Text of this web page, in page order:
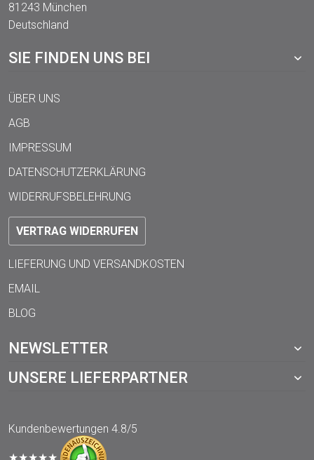
81243 München
Deutschland
SIE FINDEN UNS BEI
ÜBER UNS
AGB
IMPRESSUM
DATENSCHUTZERKLÄRUNG
WIDERRUFSBELEHRUNG
VERTRAG WIDERRUFEN
LIEFERUNG UND VERSANDKOSTEN
EMAIL
BLOG
NEWSLETTER
UNSERE LIEFERPARTNER
Kundenbewertungen 4.8/5